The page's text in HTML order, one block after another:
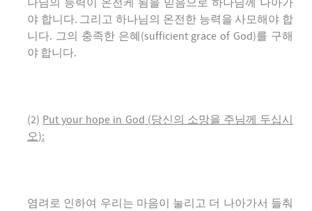
나님의 능력이 온전케 됨을 믿음으로 하나님께 나아가
야 합니다. 그리고 하나님의 온전한 능력을 사모해야 합
니다. 그의 충족한 은혜(sufficient grace of God)를 구해
야 합니다.
(2) Put your hope in God (당신의 소망을 주님께 두십시
오):
염려로 인하여 우리는 마음이 눌리고 더 나아가서 들춰